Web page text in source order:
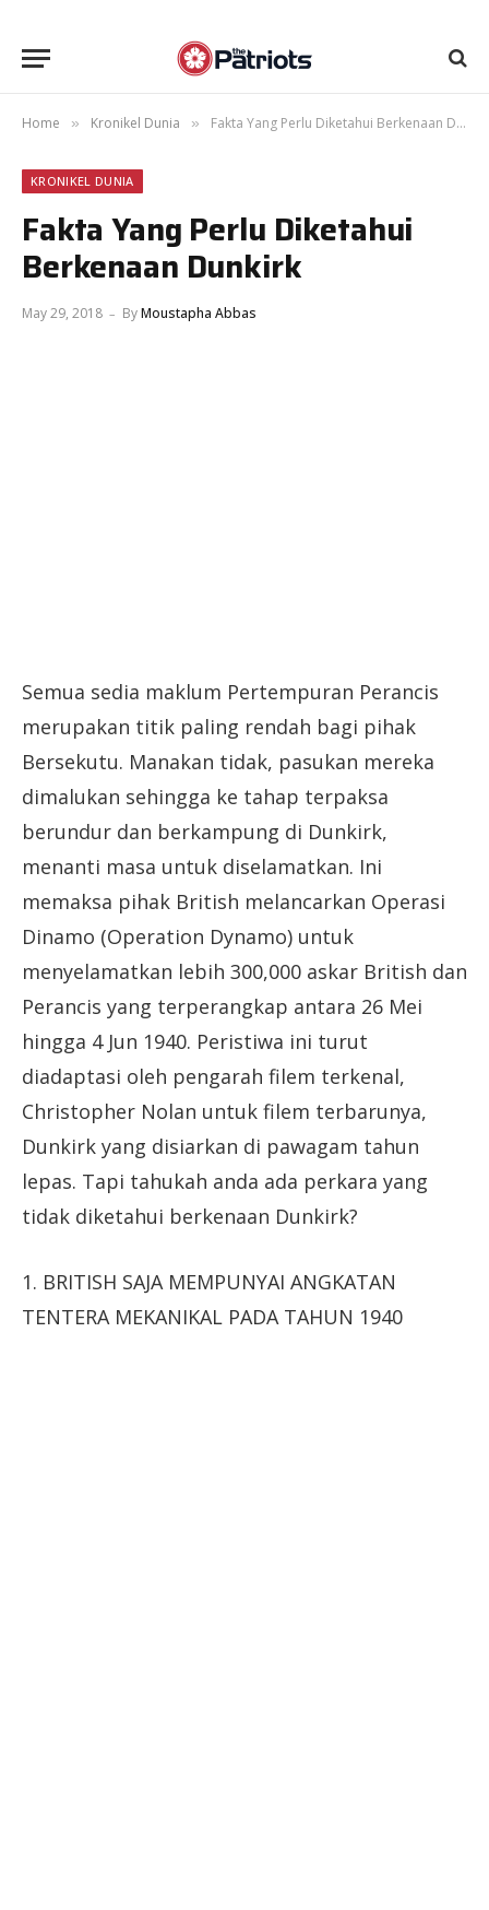
Home » Kronikel Dunia » Fakta Yang Perlu Diketahui Berkenaan Dunkirk
KRONIKEL DUNIA
Fakta Yang Perlu Diketahui
Berkenaan Dunkirk
May 29, 2018 ByMoustapha Abbas
Semua sedia maklum Pertempuran Perancis
merupakan titik paling rendah bagi pihak
Bersekutu. Manakan tidak, pasukan mereka
dimalukan sehingga ke tahap terpaksa
berundur dan berkampung di Dunkirk,
menanti masa untuk diselamatkan. Ini
memaksa pihak British melancarkan Operasi
Dinamo (Operation Dynamo) untuk
menyelamatkan lebih 300,000 askar British dan
Perancis yang terperangkap antara 26 Mei
hingga 4 Jun 1940. Peristiwa ini turut
diadaptasi oleh pengarah filem terkenal,
Christopher Nolan untuk filem terbarunya,
Dunkirk yang disiarkan di pawagam tahun
lepas. Tapi tahukah anda ada perkara yang
tidak diketahui berkenaan Dunkirk?
1. BRITISH SAJA MEMPUNYAI ANGKATAN
TENTERA MEKANIKAL PADA TAHUN 1940